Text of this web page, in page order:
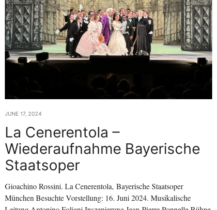
JUNE 17, 2024
La Cenerentola –
Wiederaufnahme Bayerische
Staatsoper
Gioachino Rossini. La Cenerentola, Bayerische Staatsoper
München Besuchte Vorstellung: 16. Juni 2024. Musikalische